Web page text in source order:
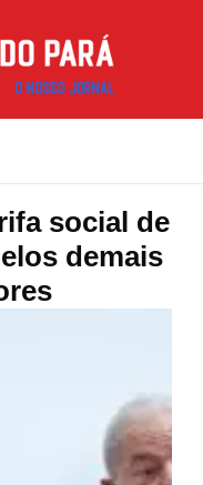
social de
demais